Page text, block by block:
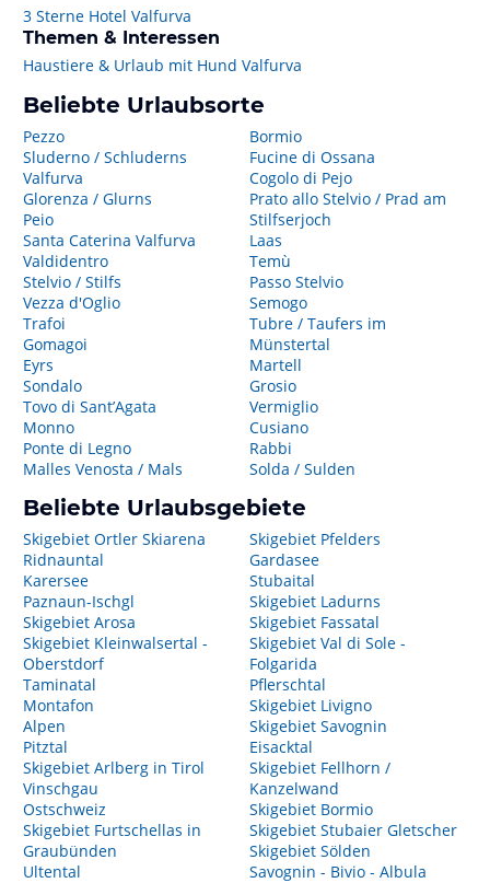
3 Sterne Hotel Valfurva
Themen & Interessen
Haustiere & Urlaub mit Hund Valfurva
Beliebte Urlaubsorte
Pezzo
Sluderno / Schluderns
Valfurva
Glorenza / Glurns
Peio
Santa Caterina Valfurva
Valdidentro
Stelvio / Stilfs
Vezza d'Oglio
Trafoi
Gomagoi
Eyrs
Sondalo
Tovo di Sant’Agata
Monno
Ponte di Legno
Malles Venosta / Mals
Bormio
Fucine di Ossana
Cogolo di Pejo
Prato allo Stelvio / Prad am
Stilfserjoch
Laas
Temù
Passo Stelvio
Semogo
Tubre / Taufers im
Münstertal
Martell
Grosio
Vermiglio
Cusiano
Rabbi
Solda / Sulden
Beliebte Urlaubsgebiete
Skigebiet Ortler Skiarena
Ridnauntal
Karersee
Paznaun-Ischgl
Skigebiet Arosa
Skigebiet Kleinwalsertal -
Oberstdorf
Taminatal
Montafon
Alpen
Pitztal
Skigebiet Arlberg in Tirol
Vinschgau
Ostschweiz
Skigebiet Furtschellas in
Graubünden
Ultental
Skigebiet Pfelders
Gardasee
Stubaital
Skigebiet Ladurns
Skigebiet Fassatal
Skigebiet Val di Sole -
Folgarida
Pflerschtal
Skigebiet Livigno
Skigebiet Savognin
Eisacktal
Skigebiet Fellhorn /
Kanzelwand
Skigebiet Bormio
Skigebiet Stubaier Gletscher
Skigebiet Sölden
Savognin - Bivio - Albula